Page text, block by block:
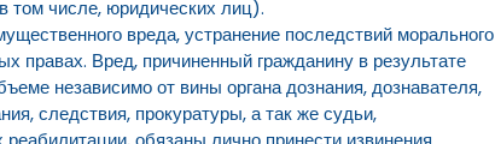
том числе, юридических лиц).
вреда, устранение последствий морального
правах. Вред, причиненный гражданину в результате
независимо от вины органа дознания, дознавателя,
следствия, прокуратуры, а так же судьи,